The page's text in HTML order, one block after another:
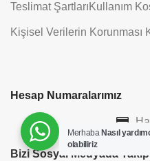
Teslimat ŞartlarıKullanım
Kişisel Verilerin Korunması
Hesap Numaralarımız
Bizi Sosyal Medyada
Merhaba Nasıl
olabiliriz